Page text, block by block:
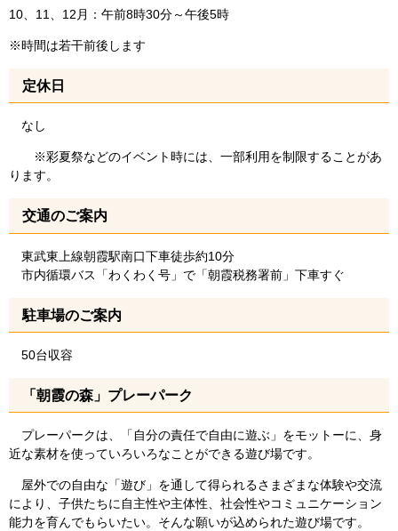
10、11、12月：午前8時30分～午後5時
※時間は若干前後します
定休日
なし
※彩夏祭などのイベント時には、一部利用を制限することがあ
ります。
交通のご案内
東武東上線朝霞駅南口下車徒歩約10分
市内循環バス「わくわく号」で「朝霞税務署前」下車すぐ
駐車場のご案内
50台収容
「朝霞の森」プレーパーク
プレーパークは、「自分の責任で自由に遊ぶ」をモットーに、身
近な素材を使っていろいろなことができる遊び場です。
屋外での自由な「遊び」を通して得られるさまざまな体験や交流
により、子供たちに自主性や主体性、社会性やコミュニケーション
能力を育んでもらいたい。そんな願いが込められた遊び場です。